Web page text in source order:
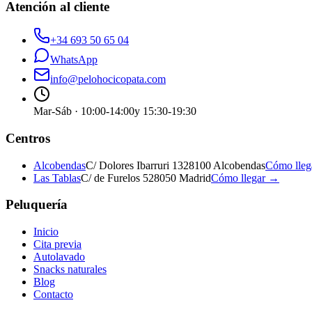
Atención al cliente
+34 693 50 65 04
WhatsApp
info@pelohocicopata.com
Mar-Sáb · 10:00-14:00y 15:30-19:30
Centros
AlcobendasC/ Dolores Ibarruri 1328100 AlcobendasCómo
Las TablasC/ de Furelos 528050 MadridCómo llegar →
Peluquería
Inicio
Cita previa
Autolavado
Snacks naturales
Blog
Contacto